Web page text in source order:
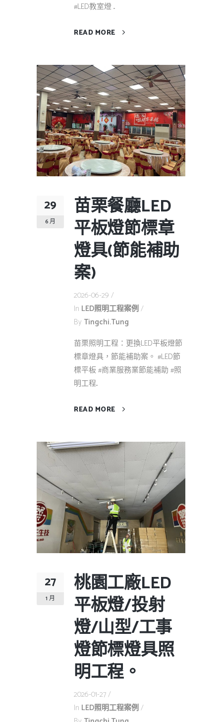
#LED教室燈 ...
READ MORE
29
6 月
苗栗餐廳LED
平板燈節標章
燈具(節能補助
案)
2026-06-29
In LED照明工程案例
By Tingchi.tung
苗栗照明工程：更換LED平板燈節
標章燈具，節能補助案。 #LED節
標平板 #商業服務業節能補助 #照
明工程...
READ MORE
27
1 月
桃園工廠LED
平板燈/投射
燈/山型/工事
燈節標燈具照
明工程。
2026-01-27
In LED照明工程案例